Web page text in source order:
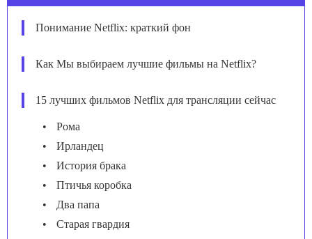
Понимание Netflix: краткий фон
Как Мы выбираем лучшие фильмы на Netflix?
15 лучших фильмов Netflix для трансляции сейчас
Рома
Ирландец
История брака
Птичья коробка
Два папа
Старая гвардия